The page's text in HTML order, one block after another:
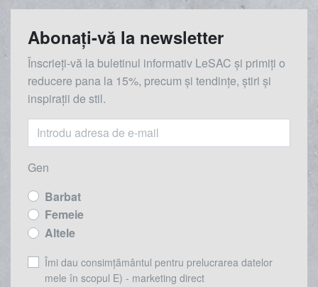
Abonați-vă la newsletter
Înscrieți-vă la buletinul informativ LeSAC și primiți o
reducere pana la 15%, precum și tendințe, știri și
inspirații de stil.
Gen
Barbat
Femeie
Altele
Îmi dau consimțământul pentru prelucrarea datelor
mele în scopul E) - marketing direct